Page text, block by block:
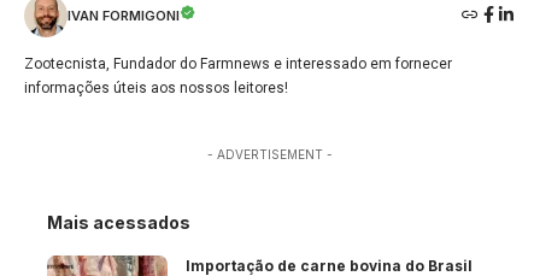
IVAN FORMIGONI
Zootecnista, Fundador do Farmnews e interessado em fornecer
informações úteis aos nossos leitores!
- ADVERTISEMENT -
Mais acessados
Importação de carne bovina do Brasil